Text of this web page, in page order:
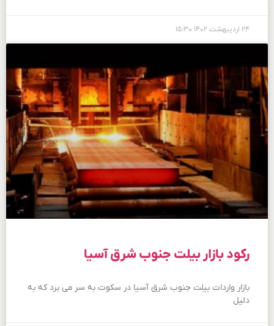
۲۴ اردیبهشت ۱۴۰۲ ۱۵:۳۰
رکود بازار بیلت جنوب شرق آسیا
بازار واردات بیلت جنوب شرق آسیا در سکوت به سر می برد که به
دلیل